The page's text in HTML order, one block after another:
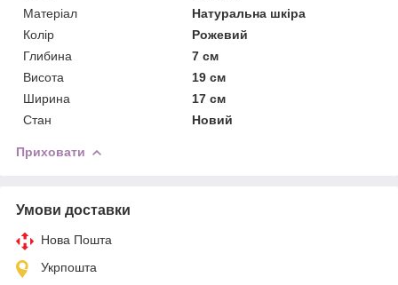
Матеріал
Натуральна шкіра
Колір
Рожевий
Глибина
7 см
Висота
19 см
Ширина
17 см
Стан
Новий
Приховати
Умови доставки
Нова Пошта
Укрпошта